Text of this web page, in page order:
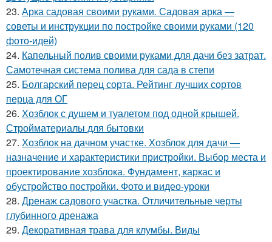
23. Арка садовая своими руками. Садовая арка —
советы и инструкции по постройке своими руками (120
фото-идей)
24. Капельный полив своими руками для дачи без затрат.
Самотечная система полива для сада в степи
25. Болгарский перец сорта. Рейтинг лучших сортов
перца для ОГ
26. Хозблок с душем и туалетом под одной крышей.
Стройматериалы для бытовки
27. Хозблок на дачном участке. Хозблок для дачи —
назначение и характеристики пристройки. Выбор места и
проектирование хозблока. Фундамент, каркас и
обустройство постройки. Фото и видео-уроки
28. Дренаж садового участка. Отличительные черты
глубинного дренажа
29. Декоративная трава для клумбы. Виды